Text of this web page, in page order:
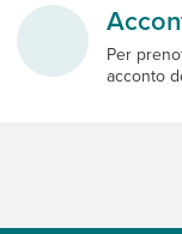
Per
acconto